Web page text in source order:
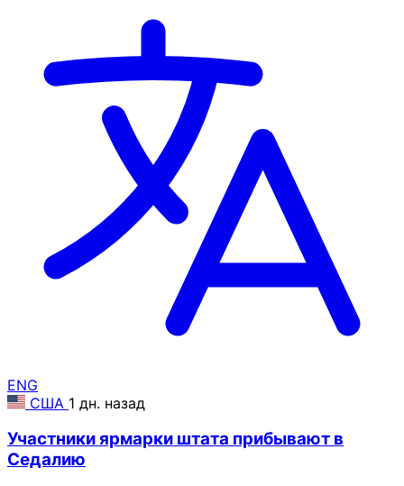
ENG
США 1 дн. назад
Участники ярмарки штата прибывают в
Седалию